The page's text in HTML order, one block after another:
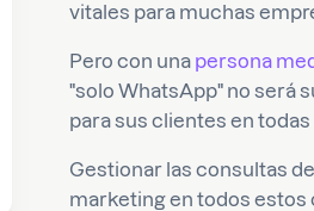
vitales para muchas
Pero con una persona
"solo WhatsApp" no será
para sus clientes en
Gestionar las consultas
marketing en todos estos